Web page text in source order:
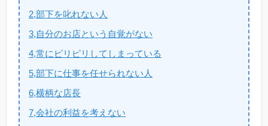
2,部下を叱れない人
3,自分のお店という自覚がない
4,常にピリピリしてしまっている
5,部下に仕事を任せられない人
6,横柄な店長
7,会社の利益を考えない